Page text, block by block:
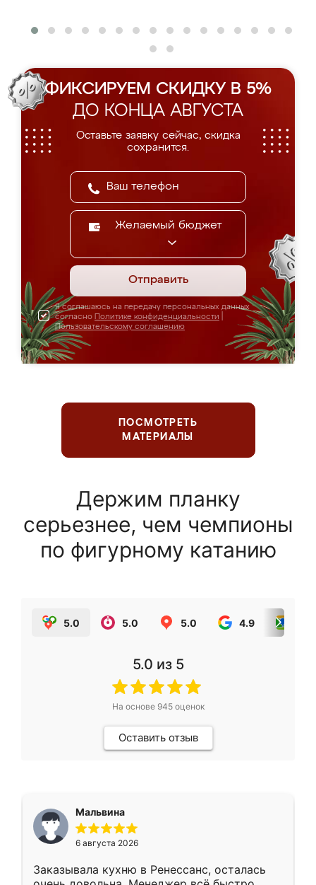
ФИКСИРУЕМ СКИДКУ В 5%
ДО КОНЦА АВГУСТА
Оставьте заявку сейчас, скидка
сохранится.
Желаемый бюджет
Отправить
Я соглашаюсь на передачу персональных данных
согласно Политике конфиденциальности
Пользовательскому соглашению
ПОСМОТРЕТЬ
МАТЕРИАЛЫ
Держим планку
серьезнее, чем чемпионы
по фигурному катанию
5.0 5.0 5.0 4.9
5.0 из 5
На основе 945оценок
Оставить отзыв
Мальвина
6 августа 2026
Заказывала кухню в Ренессанс, осталась